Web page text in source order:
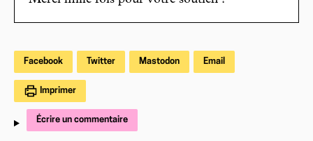
Facebook Twitter Mastodon Email
Imprimer
Écrire un commentaire